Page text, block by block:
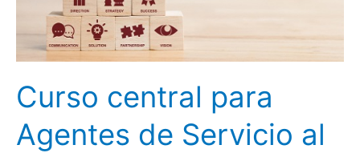
Curso central para
Agentes de Servicio al